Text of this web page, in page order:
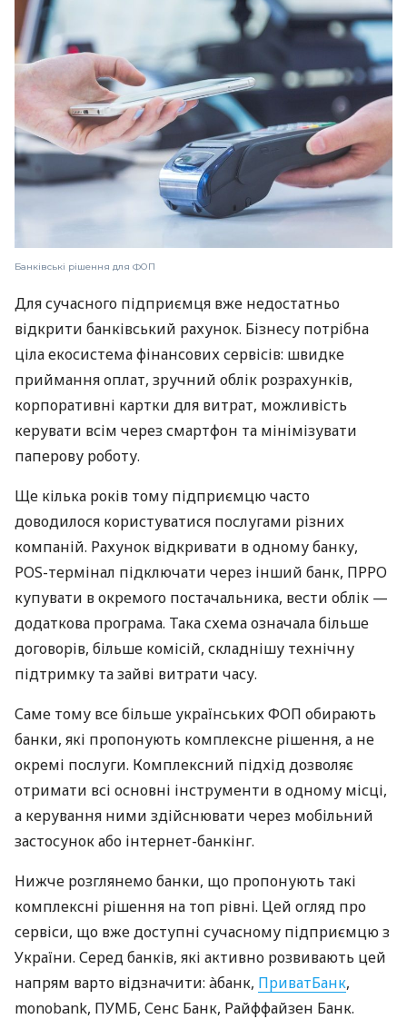
Банківські рішення для ФОП
Для сучасного підприємця вже недостатньо
відкрити банківський рахунок. Бізнесу потрібна
ціла екосистема фінансових сервісів: швидке
приймання оплат, зручний облік розрахунків,
корпоративні картки для витрат, можливість
керувати всім через смартфон та мінімізувати
паперову роботу.
Ще кілька років тому підприємцю часто
доводилося користуватися послугами різних
компаній. Рахунок відкривати в одному банку,
POS-термінал підключати через інший банк, ПРРО
купувати в окремого постачальника, вести облік —
додаткова програма. Така схема означала більше
договорів, більше комісій, складнішу технічну
підтримку та зайві витрати часу.
Саме тому все більше українських ФОП обирають
банки, які пропонують комплексне рішення, а не
окремі послуги. Комплексний підхід дозволяє
отримати всі основні інструменти в одному місці,
а керування ними здійснювати через мобільний
застосунок або інтернет-банкінг.
Нижче розглянемо банки, що пропонують такі
комплексні рішення на топ рівні. Цей огляд про
сервіси, що вже доступні сучасному підприємцю з
України. Серед банків, які активно розвивають цей
напрям варто відзначити: àбанк, ПриватБанк,
monobank, ПУМБ, Сенс Банк, Райффайзен Банк.